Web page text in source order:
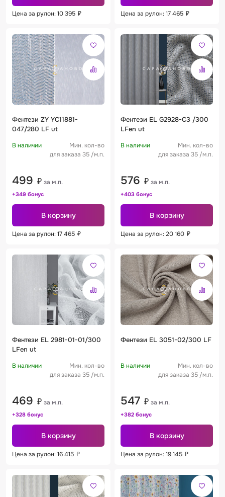
Цена за рулон: 10 395 ₽ Цена за рулон: 17 465 ₽
Фентези ZY YC11881-
047/280 LF ut
В наличии
Мин. кол-во
для заказа 35 /м.п.
499 ₽ за м.п.
+349 бонус
В корзину
Цена за рулон: 17 465 ₽
Фентези EL G2928-C3 /300
LFen ut
В наличии
Мин. кол-во
для заказа 35 /м.п.
576 ₽ за м.п.
+403 бонус
В корзину
Цена за рулон: 20 160 ₽
Фентези EL 2981-01-01/300
LFen ut
В наличии
Мин. кол-во
для заказа 35 /м.п.
469 ₽ за м.п.
+328 бонус
В корзину
Цена за рулон: 16 415 ₽
Фентези EL 3051-02/300 LF
В наличии
Мин. кол-во
для заказа 35 /м.п.
547 ₽ за м.п.
+382 бонус
В корзину
Цена за рулон: 19 145 ₽